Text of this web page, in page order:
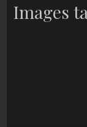
Images